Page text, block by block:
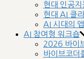
현대 인공
현대 AI 클
AI 시대의
AI 참여형 워크숍
2026 바이
바이브코더